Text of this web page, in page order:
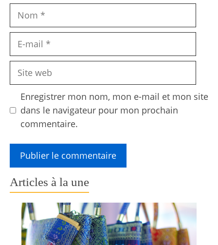
Nom
Site
Enregistrer mon nom, mon e-mail et mon site
dans le navigateur pour mon prochain
commentaire.
Articles à la une